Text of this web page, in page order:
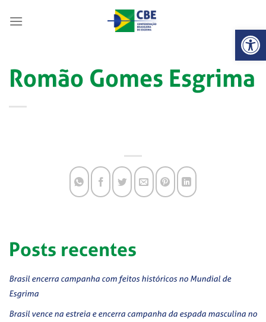
Abrir
Romão Gomes Esgrima
Posts recentes
Brasil encerra campanha com feitos históricos no Mundial de
Esgrima
Brasil vence na estreia e encerra campanha da espada masculina no